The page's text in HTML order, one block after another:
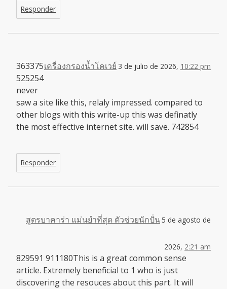
Responder
เครื่องกรองน้ำโคเวย์ 3 de julio de 2026, 10:22 pm
363375
525254
never
saw a site like this, relaly impressed. compared to
other blogs with this write-up this was definatly
the most effective internet site. will save. 742854
Responder
สูตรบาคาร่า แม่นยําที่สุด ตัวช่วยนักปั่น5 de agosto de
2026, 2:21 am
829591 911180This is a great common sense
article. Extremely beneficial to 1 who is just
discovering the resouces about this part. It will